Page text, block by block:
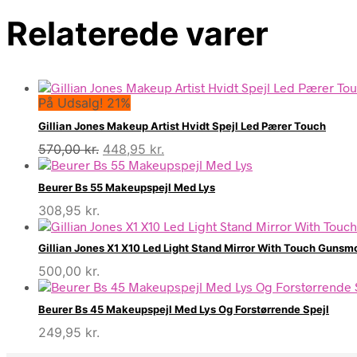
Relaterede varer
På Udsalg! 21%
Gillian Jones Makeup Artist Hvidt Spejl Led Pærer Touch
570,00kr. Den
oprindelige
pris
var:
448,95 kr.
aktuelle
pris
er:
Beurer Bs 55 Makeupspejl Med Lys
308,95 kr.
Gillian Jones X1 X10 Led Light Stand Mirror With Touch
500,00 kr.
Beurer Bs 45 Makeupspejl Med Lys Og Forstørrende Spejl
249,95 kr.